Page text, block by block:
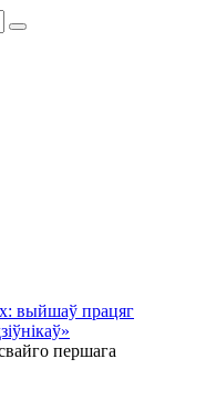
выйшаў працяг
першага